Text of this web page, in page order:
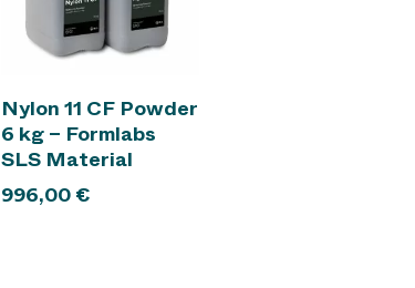
In den Warenkorb
Nylon 11 CF Powder
6 kg – Formlabs
SLS Material
996,00€